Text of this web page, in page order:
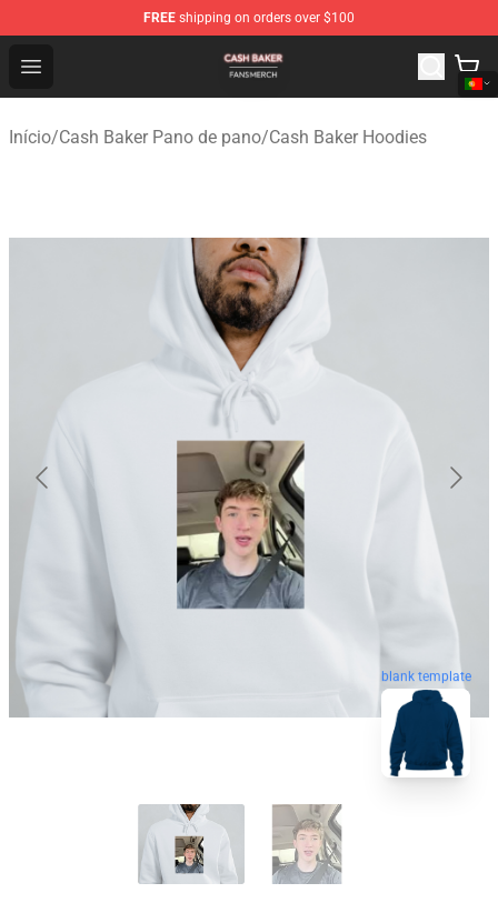
FREE shipping on orders over $100
Open menu
Cash Baker Shop - Official Cash Baker Merchandise
Início/Cash Baker Pano de pano/Cash Baker Hoodies
blank template